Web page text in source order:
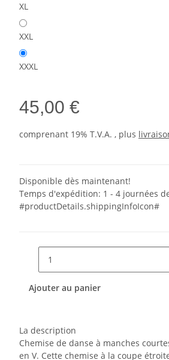
XL
XXL
XXXL
45,00 €
comprenant 19% T.V.A. , plus
Disponible dès maintenant!
Temps d'expédition: 1 - 4 journées
#productDetails.shippingInfoIcon#
Ajouter au panier
La description
Chemise de danse à manches
en V. Cette chemise à la coupe